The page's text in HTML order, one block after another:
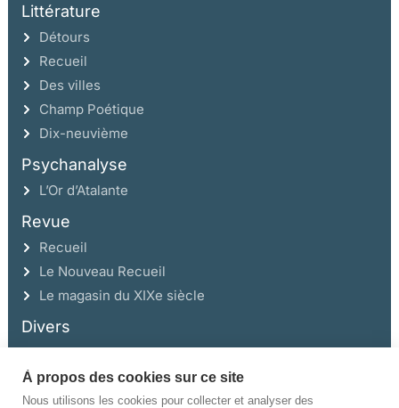
Littérature
Détours
Recueil
Des villes
Champ Poétique
Dix-neuvième
Psychanalyse
L’Or d’Atalante
Revue
Recueil
Le Nouveau Recueil
Le magasin du XIXe siècle
Divers
Ce site a été réalisé avec l’aide de la Région Auvergne Rhône-Alpes et de la
Drac Rhône-Alpes.
À propos des cookies sur ce site
Nous utilisons les cookies pour collecter et analyser des